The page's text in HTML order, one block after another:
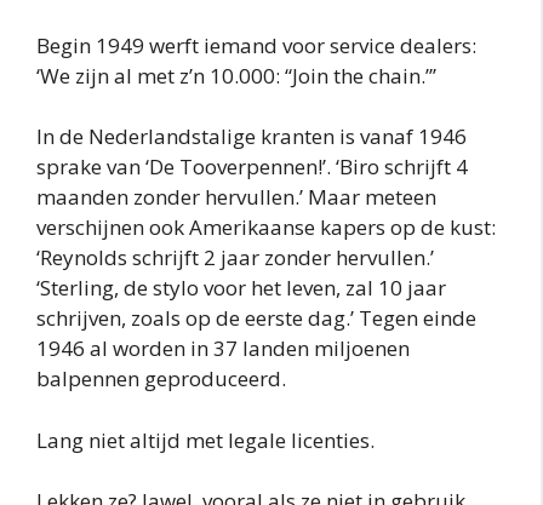
Begin 1949 werft iemand voor service dealers:
‘We zijn al met z’n 10.000: “Join the chain.”’
In de Nederlandstalige kranten is vanaf 1946
sprake van ‘De Tooverpennen!’. ‘Biro schrijft 4
maanden zonder hervullen.’ Maar meteen
verschijnen ook Amerikaanse kapers op de kust:
‘Reynolds schrijft 2 jaar zonder hervullen.’
‘Sterling, de stylo voor het leven, zal 10 jaar
schrijven, zoals op de eerste dag.’ Tegen einde
1946 al worden in 37 landen miljoenen
balpennen geproduceerd.
Lang niet altijd met legale licenties.